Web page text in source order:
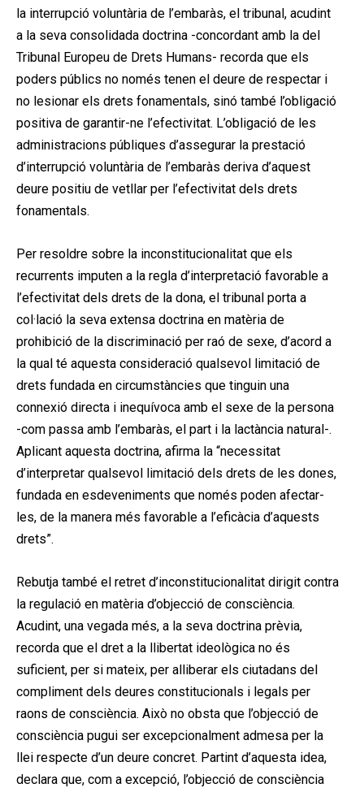
la interrupció voluntària de l’embaràs, el tribunal, acudint
a la seva consolidada doctrina -concordant amb la del
Tribunal Europeu de Drets Humans- recorda que els
poders públics no només tenen el deure de respectar i
no lesionar els drets fonamentals, sinó també l’obligació
positiva de garantir-ne l’efectivitat. L’obligació de les
administracions públiques d’assegurar la prestació
d’interrupció voluntària de l’embaràs deriva d’aquest
deure positiu de vetllar per l’efectivitat dels drets
fonamentals.
Per resoldre sobre la inconstitucionalitat que els
recurrents imputen a la regla d’interpretació favorable a
l’efectivitat dels drets de la dona, el tribunal porta a
col·lació la seva extensa doctrina en matèria de
prohibició de la discriminació per raó de sexe, d’acord a
la qual té aquesta consideració qualsevol limitació de
drets fundada en circumstàncies que tinguin una
connexió directa i inequívoca amb el sexe de la persona
-com passa amb l’embaràs, el part i la lactància natural-.
Aplicant aquesta doctrina, afirma la “necessitat
d’interpretar qualsevol limitació dels drets de les dones,
fundada en esdeveniments que només poden afectar-
les, de la manera més favorable a l’eficàcia d’aquests
drets”.
Rebutja també el retret d’inconstitucionalitat dirigit contra
la regulació en matèria d’objecció de consciència.
Acudint, una vegada més, a la seva doctrina prèvia,
recorda que el dret a la llibertat ideològica no és
suficient, per si mateix, per alliberar els ciutadans del
compliment dels deures constitucionals i legals per
raons de consciència. Això no obsta que l’objecció de
consciència pugui ser excepcionalment admesa per la
llei respecte d’un deure concret. Partint d’aquesta idea,
declara que, com a excepció, l’objecció de consciència